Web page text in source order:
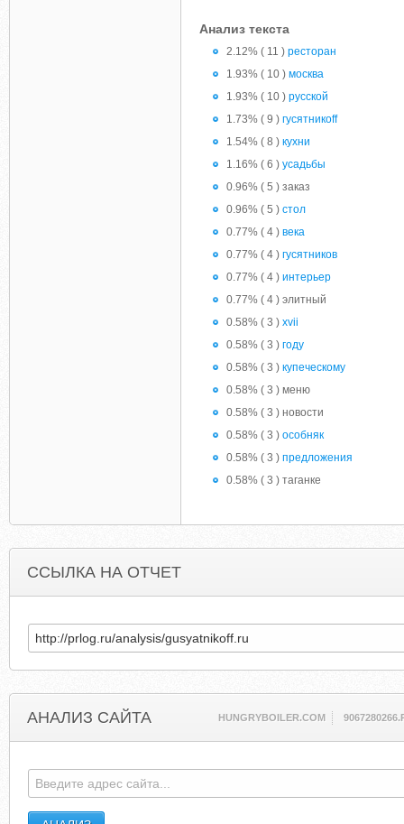
Анализ текста
2.12% ( 11 ) ресторан
1.93% ( 10 ) москва
1.93% ( 10 ) русской
1.73% ( 9 ) гусятникоff
1.54% ( 8 ) кухни
1.16% ( 6 ) усадьбы
0.96% ( 5 ) заказ
0.96% ( 5 ) стол
0.77% ( 4 ) века
0.77% ( 4 ) гусятников
0.77% ( 4 ) интерьер
0.77% ( 4 ) элитный
0.58% ( 3 ) xvii
0.58% ( 3 ) году
0.58% ( 3 ) купеческому
0.58% ( 3 ) меню
0.58% ( 3 ) новости
0.58% ( 3 ) особняк
0.58% ( 3 ) предложения
0.58% ( 3 ) таганке
ССЫЛКА НА ОТЧЕТ
АНАЛИЗ САЙТА HUNGRYBOILER.COM